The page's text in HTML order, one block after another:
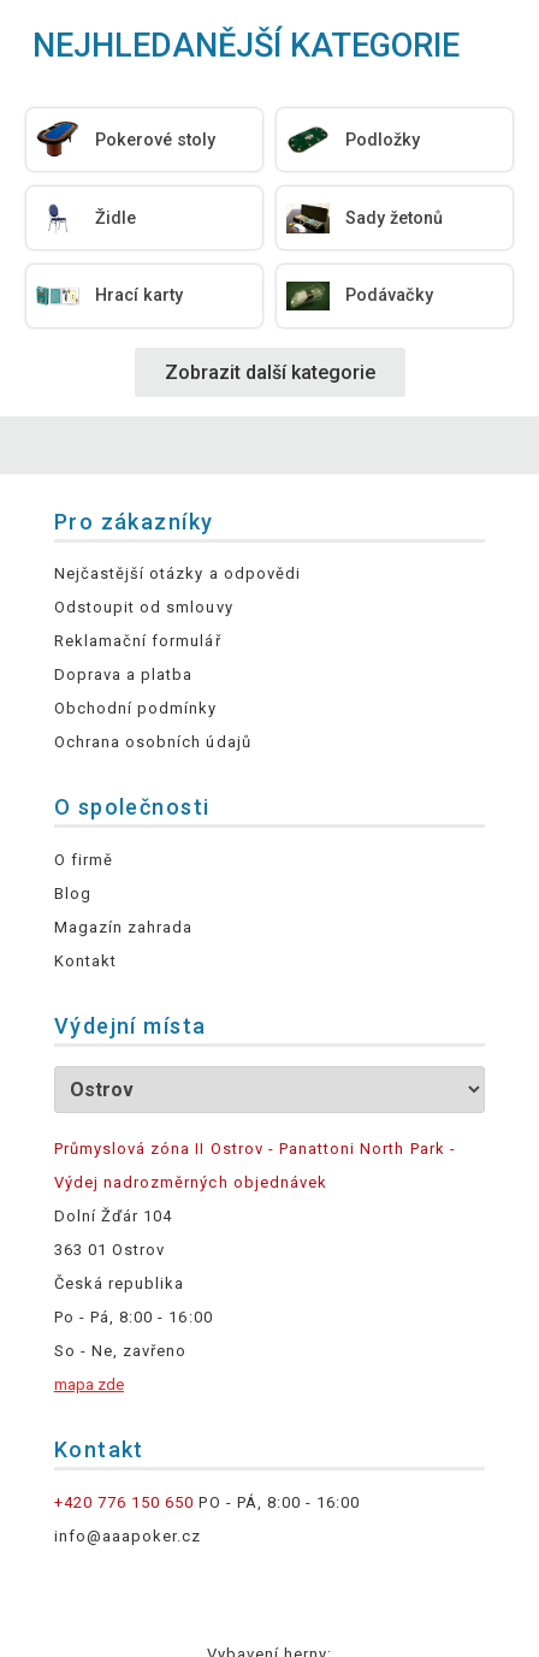
NEJHLEDANĚJŠÍ KATEGORIE
Pokerové stoly Podložky
Židle Sady žetonů
Hrací karty Podávačky
Zobrazit další kategorie
Pro zákazníky
Nejčastější otázky a odpovědi
Odstoupit od smlouvy
Reklamační formulář
Doprava a platba
Obchodní podmínky
Ochrana osobních údajů
O společnosti
O firmě
Blog
Magazín zahrada
Kontakt
Výdejní místa
Průmyslová zóna II Ostrov - Panattoni North Park -
Výdej nadrozměrných objednávek
Dolní Žďár 104
363 01 Ostrov
Česká republika
Po - Pá, 8:00 - 16:00
So - Ne, zavřeno
mapa zde
Kontakt
+420 776 150 650 PO - PÁ, 8:00 - 16:00
info@aaapoker.cz